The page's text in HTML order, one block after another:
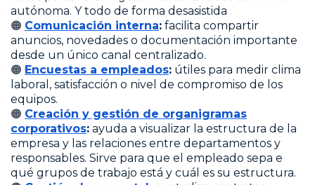
autónoma. Y todo de forma desasistida
🟠 Comunicación interna: facilita compartir
anuncios, novedades o documentación importante
desde un único canal centralizado.
🟠 Encuestas a empleados: útiles para medir clima
laboral, satisfacción o nivel de compromiso de los
equipos.
🟠 Creación y gestión de organigramas
corporativos: ayuda a visualizar la estructura de la
empresa y las relaciones entre departamentos y
responsables. Sirve para que el empleado sepa e
qué grupos de trabajo está y cuál es su estructura.